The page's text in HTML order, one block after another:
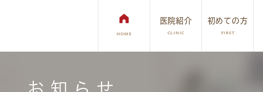
HOME
医院紹介
CLINIC
初めての方
FIRST
お知らせ